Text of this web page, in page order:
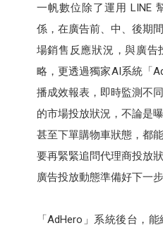
一帆數位除了運用 LINE
係，在廣告前、中、後期
場銷售反應狀況，與廣
略，更透過獨家AI系統「
播成效報表，即時監測不
的市場投放狀況，不論是
甚至下單購物車狀態，都
要再緊緊追問代理商投放
廣告投放動態準備好下一步
「AdHero」系統後台，